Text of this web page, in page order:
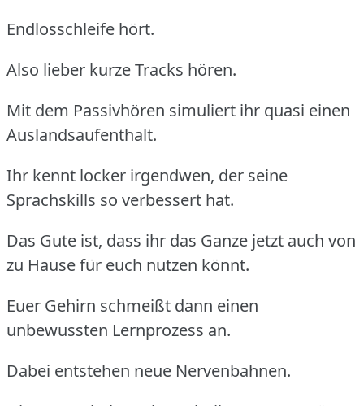
Endlosschleife hört.
Also lieber kurze Tracks hören.
Mit dem Passivhören simuliert ihr quasi einen
Auslandsaufenthalt.
Ihr kennt locker irgendwen, der seine
Sprachskills so verbessert hat.
Das Gute ist, dass ihr das Ganze jetzt auch von
zu Hause für euch nutzen könnt.
Euer Gehirn schmeißt dann einen
unbewussten Lernprozess an.
Dabei entstehen neue Nervenbahnen.